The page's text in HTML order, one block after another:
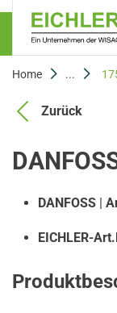
Home ...
Zurück
DANFOSS |
EICHLER-